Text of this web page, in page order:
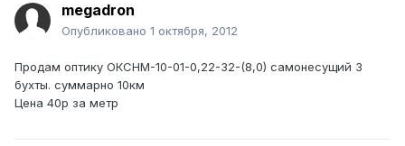
megadron
Опубликовано 1 октября, 2012
Продам оптику ОКСНМ-10-01-0,22-32-(8,0) самонесущий 3
бухты. суммарно 10км
Цена 40р за метр